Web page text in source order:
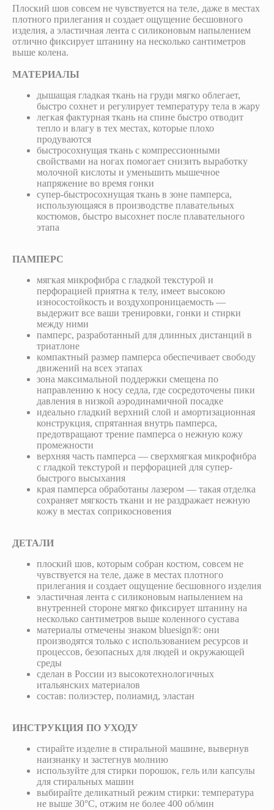
Плоский шов совсем не чувствуется на теле, даже в местах
плотного прилегания и создает ощущение бесшовного
изделия, а эластичная лента с силиконовым напылением
отлично фиксирует штанину на несколько сантиметров
выше колена.
МАТЕРИАЛЫ
дышащая гладкая ткань на груди мягко облегает,
быстро сохнет и регулирует температуру тела в жару
легкая фактурная ткань на спине быстро отводит
тепло и влагу в тех местах, которые плохо
продуваются
быстросохнущая ткань с компрессионными
свойствами на ногах помогает снизить выработку
молочной кислоты и уменьшить мышечное
напряжение во время гонки
супер-быстросохнущая ткань в зоне памперса,
использующаяся в производстве плавательных
костюмов, быстро высохнет после плавательного
этапа
ПАМПЕРС
мягкая микрофибра с гладкой текстурой и
перфорацией приятна к телу, имеет высокою
износостойкость и воздухопроницаемость —
выдержит все ваши тренировки, гонки и стирки
между ними
памперс, разработанный для длинных дистанций в
триатлоне
компактный размер памперса обеспечивает свободу
движений на всех этапах
зона максимальной поддержки смещена по
направлению к носу седла, где сосредоточены пики
давления в низкой аэродинамичной посадке
идеально гладкий верхний слой и амортизационная
конструкция, спрятанная внутрь памперса,
предотвращают трение памперса о нежную кожу
промежности
верхняя часть памперса — сверхмягкая микрофибра
с гладкой текстурой и перфорацией для супер-
быстрого высыхания
края памперса обработаны лазером — такая отделка
сохраняет мягкость ткани и не раздражает нежную
кожу в местах соприкосновения
ДЕТАЛИ
плоский шов, которым собран костюм, совсем не
чувствуется на теле, даже в местах плотного
прилегания и создает ощущение бесшовного изделия
эластичная лента с силиконовым напылением на
внутренней стороне мягко фиксирует штанину на
несколько сантиметров выше коленного сустава
материалы отмечены знаком bluesign®: они
производятся только с использованием ресурсов и
процессов, безопасных для людей и окружающей
среды
сделан в России из высокотехнологичных
итальянских материалов
состав: полиэстер, полиамид, эластан
ИНСТРУКЦИЯ ПО УХОДУ
стирайте изделие в стиральной машине, вывернув
наизнанку и застегнув молнию
используйте для стирки порошок, гель или капсулы
для стиральных машин
выбирайте деликатный режим стирки: температура
не выше 30°С, отжим не более 400 об/мин